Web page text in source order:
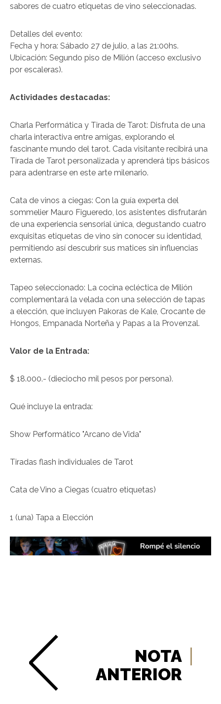
sabores de cuatro etiquetas de vino seleccionadas.
Detalles del evento:
Fecha y hora: Sábado 27 de julio, a las 21:00hs.
Ubicación: Segundo piso de Milión (acceso exclusivo
por escaleras).
Actividades destacadas:
Charla Performática y Tirada de Tarot: Disfruta de una
charla interactiva entre amigas, explorando el
fascinante mundo del tarot. Cada visitante recibirá una
Tirada de Tarot personalizada y aprenderá tips básicos
para adentrarse en este arte milenario.
Cata de vinos a ciegas: Con la guía experta del
sommelier Mauro Figueredo, los asistentes disfrutarán
de una experiencia sensorial única, degustando cuatro
exquisitas etiquetas de vino sin conocer su identidad,
permitiendo así descubrir sus matices sin influencias
externas.
Tapeo seleccionado: La cocina ecléctica de Milión
complementará la velada con una selección de tapas
a elección, que incluyen Pakoras de Kale, Crocante de
Hongos, Empanada Norteña y Papas a la Provenzal.
Valor de la Entrada:
$ 18.000.- (dieciocho mil pesos por persona).
Qué incluye la entrada:
Show Performático "Arcano de Vida"
Tiradas flash individuales de Tarot
Cata de Vino a Ciegas (cuatro etiquetas)
1 (una) Tapa a Elección
NOTA
ANTERIOR